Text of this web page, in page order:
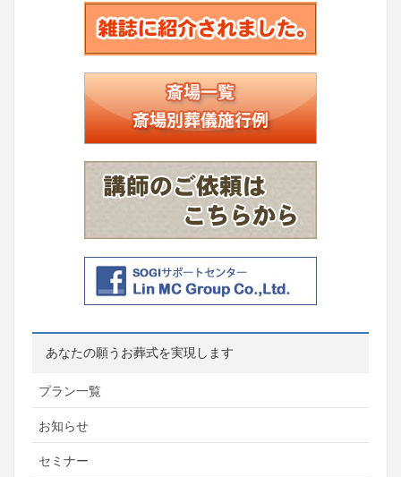
あなたの願うお葬式を実現します
プラン一覧
お知らせ
セミナー